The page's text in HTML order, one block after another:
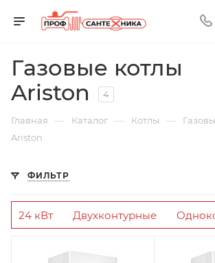
Газовые котлы
Ariston
4
Главная — Каталог — Котлы —
Ariston
ФИЛЬТР
24 кВт Двухконтурные